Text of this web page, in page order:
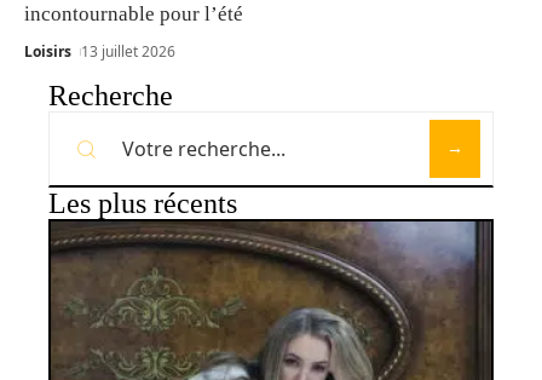
incontournable pour l’été
Loisirs 13 juillet 2026
Recherche
Les plus récents